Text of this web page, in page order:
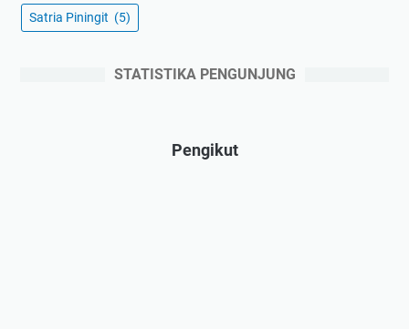
Satria Piningit (5)
STATISTIKA PENGUNJUNG
Pengikut